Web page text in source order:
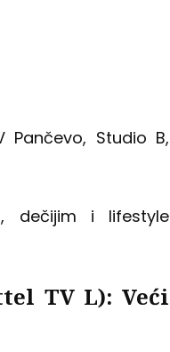
Pančevo, Studio B,
dečijim i lifestyle
TV L): Veći